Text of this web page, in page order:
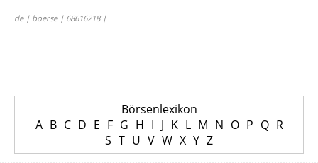
de | boerse | 68616218 |
Börsenlexikon
A B C D E F G H I J K L M N O P Q R
S T U V W X Y Z